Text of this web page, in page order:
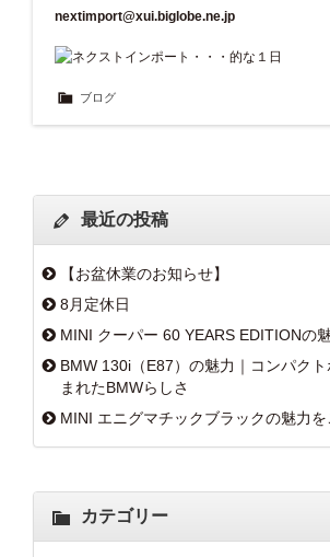
nextimport@xui.biglobe.ne.jp
ブログ
最近の投稿
【お盆休業のお知らせ】
8月定休日
MINI クーパー 60 YEARS EDITIONの
BMW 130i（E87）の魅力｜コンパク
まれたBMWらしさ
MINI エニグマチックブラックの魅力
カテゴリー